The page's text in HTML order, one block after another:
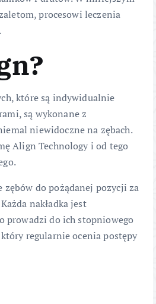
procesowi leczenia
które są indywidualnie
są wykonane z
niewidoczne na zębach.
Align Technology i od tego
do pożądanej pozycji za
nakładka jest
prowadzi do ich stopniowego
regularnie ocenia postępy